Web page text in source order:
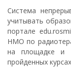
Система
учитывать
портале
НМО по
на площадке и
пройденных